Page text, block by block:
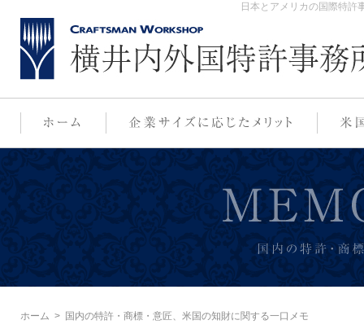
日本とアメリカの国際特
ホーム > 国内の特許・商標・意匠、米国の知財に関する一口メモ